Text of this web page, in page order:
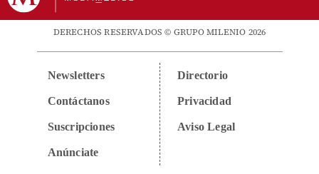
DERECHOS RESERVADOS © GRUPO MILENIO 2026
Newsletters
Contáctanos
Suscripciones
Anúnciate
Directorio
Privacidad
Aviso Legal